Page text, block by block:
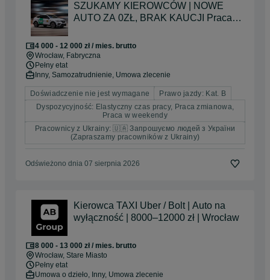
SZUKAMY KIEROWCÓW | NOWE
AUTO ZA 0ZŁ, BRAK KAUCJI Praca
studentów|na wakacje| Zaliczki co
tydzień + premie | Wrocław
4 000 - 12 000 zł / mies. brutto
Wrocław, Fabryczna
Pełny etat
Inny, Samozatrudnienie, Umowa zlecenie
Doświadczenie nie jest wymagane
Prawo jazdy: Kat. B
Dyspozycyjność: Elastyczny czas pracy, Praca zmianowa,
Praca w weekendy
Pracownicy z Ukrainy: 🇺🇦 Запрошуємо людей з України
(Zapraszamy pracowników z Ukrainy)
Odświeżono dnia 07 sierpnia 2026
Kierowca TAXI Uber / Bolt | Auto na
wyłączność | 8000–12000 zł | Wrocław
8 000 - 13 000 zł / mies. brutto
Wrocław, Stare Miasto
Pełny etat
Umowa o dzieło, Inny, Umowa zlecenie